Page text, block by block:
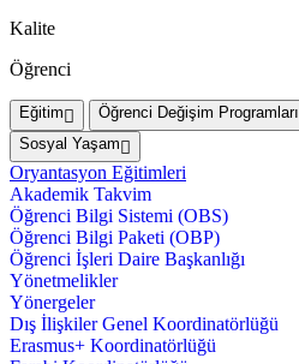
Kalite
Öğrenci
Eğitim Öğrenci Değişim Programları
Sosyal Yaşam
Oryantasyon Eğitimleri
Akademik Takvim
Öğrenci Bilgi Sistemi (OBS)
Öğrenci Bilgi Paketi (OBP)
Öğrenci İşleri Daire Başkanlığı
Yönetmelikler
Yönergeler
Dış İlişkiler Genel Koordinatörlüğü
Erasmus+ Koordinatörlüğü